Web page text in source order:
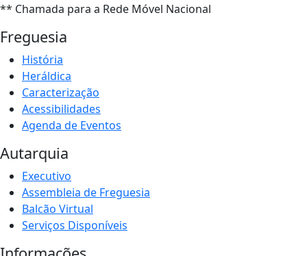
** Chamada para a Rede Móvel Nacional
Freguesia
História
Heráldica
Caracterização
Acessibilidades
Agenda de Eventos
Autarquia
Executivo
Assembleia de Freguesia
Balcão Virtual
Serviços Disponíveis